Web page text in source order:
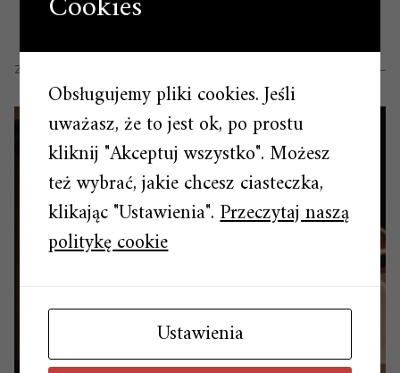
ZOBACZ RÓWNIEŻ
Obsługujemy pliki cookies. Jeśli
uważasz, że to jest ok, po prostu
kliknij "Akceptuj wszystko". Możesz
też wybrać, jakie chcesz ciasteczka,
klikając "Ustawienia".Przeczytaj naszą
politykę cookie
Ustawienia